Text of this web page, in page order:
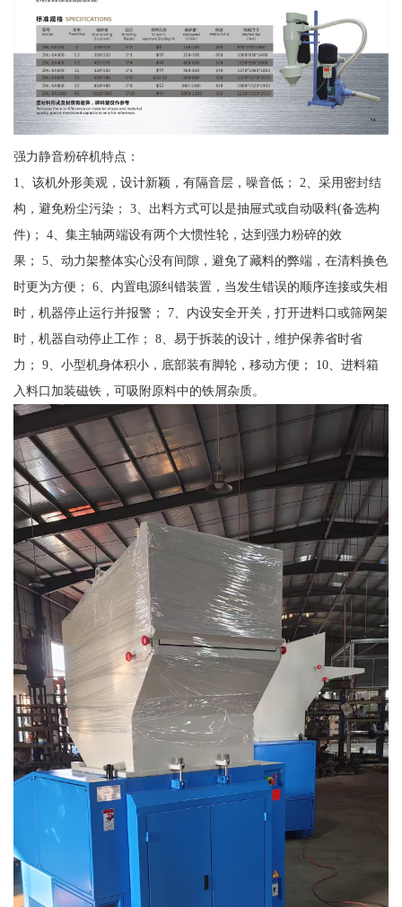
强力静音粉碎机特点：
1、该机外形美观，设计新颖，有隔音层，噪音低； 2、采用密封结
构，避免粉尘污染； 3、出料方式可以是抽屉式或自动吸料(备选构
件)； 4、集主轴两端设有两个大惯性轮，达到强力粉碎的效
果； 5、动力架整体实心没有间隙，避免了藏料的弊端，在清料换色
时更为方便； 6、内置电源纠错装置，当发生错误的顺序连接或失相
时，机器停止运行并报警； 7、内设安全开关，打开进料口或筛网架
时，机器自动停止工作； 8、易于拆装的设计，维护保养省时省
力； 9、小型机身体积小，底部装有脚轮，移动方便； 10、进料箱
入料口加装磁铁，可吸附原料中的铁屑杂质。